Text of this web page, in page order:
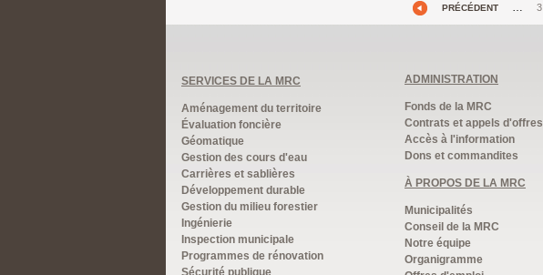
PRÉCÉDENT … 3
SERVICES DE LA MRC
Aménagement du territoire
Évaluation foncière
Géomatique
Gestion des cours d'eau
Carrières et sablières
Développement durable
Gestion du milieu forestier
Ingénierie
Inspection municipale
Programmes de rénovation
Sécurité publique
ADMINISTRATION
Fonds de la MRC
Contrats et appels d'offres
Accès à l'information
Dons et commandites
À PROPOS DE LA MRC
Municipalités
Conseil de la MRC
Notre équipe
Organigramme